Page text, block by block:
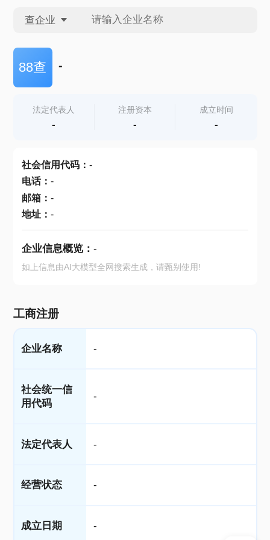
查企业
查企业
查产地
88查 -
法定代表人
-
注册资本
-
成立时间
-
社会信用代码： -
电话： -
邮箱： -
地址： -
企业信息概览： -
如上信息由AI大模型全网搜索生成，请甄别使用!
工商注册
企业名称 -
社会统一信
用代码
-
法定代表人 -
经营状态 -
成立日期 -